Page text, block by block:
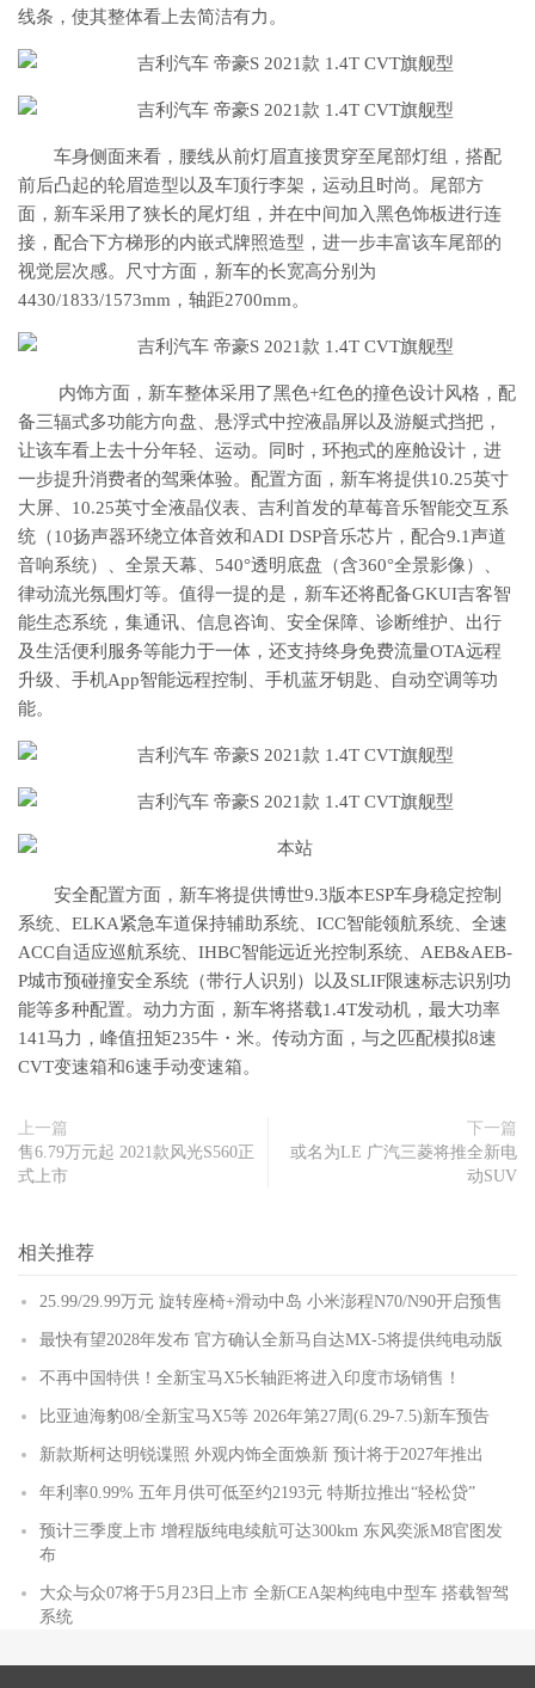
线条，使其整体看上去简洁有力。
车身侧面来看，腰线从前灯眉直接贯穿至尾部灯组，搭配
前后凸起的轮眉造型以及车顶行李架，运动且时尚。尾部方
面，新车采用了狭长的尾灯组，并在中间加入黑色饰板进行连
接，配合下方梯形的内嵌式牌照造型，进一步丰富该车尾部的
视觉层次感。尺寸方面，新车的长宽高分别为
4430/1833/1573mm，轴距2700mm。
内饰方面，新车整体采用了黑色+红色的撞色设计风格，配
备三辐式多功能方向盘、悬浮式中控液晶屏以及游艇式挡把，
让该车看上去十分年轻、运动。同时，环抱式的座舱设计，进
一步提升消费者的驾乘体验。配置方面，新车将提供10.25英寸
大屏、10.25英寸全液晶仪表、吉利首发的草莓音乐智能交互系
统（10扬声器环绕立体音效和ADI DSP音乐芯片，配合9.1声道
音响系统）、全景天幕、540°透明底盘（含360°全景影像）、
律动流光氛围灯等。值得一提的是，新车还将配备GKUI吉客智
能生态系统，集通讯、信息咨询、安全保障、诊断维护、出行
及生活便利服务等能力于一体，还支持终身免费流量OTA远程
升级、手机App智能远程控制、手机蓝牙钥匙、自动空调等功
能。
安全配置方面，新车将提供博世9.3版本ESP车身稳定控制
系统、ELKA紧急车道保持辅助系统、ICC智能领航系统、全速
ACC自适应巡航系统、IHBC智能远近光控制系统、AEB&AEB-
P城市预碰撞安全系统（带行人识别）以及SLIF限速标志识别功
能等多种配置。动力方面，新车将搭载1.4T发动机，最大功率
141马力，峰值扭矩235牛・米。传动方面，与之匹配模拟8速
CVT变速箱和6速手动变速箱。
上一篇
售6.79万元起 2021款风光S560正
式上市
下一篇
或名为LE 广汽三菱将推全新电
动SUV
相关推荐
25.99/29.99万元 旋转座椅+滑动中岛 小米澎程N70/N90开启预售
最快有望2028年发布 官方确认全新马自达MX-5将提供纯电动版
不再中国特供！全新宝马X5长轴距将进入印度市场销售！
比亚迪海豹08/全新宝马X5等 2026年第27周(6.29-7.5)新车预告
新款斯柯达明锐谍照 外观内饰全面焕新 预计将于2027年推出
年利率0.99% 五年月供可低至约2193元 特斯拉推出“轻松贷”
预计三季度上市 增程版纯电续航可达300km 东风奕派M8官图发
布
大众与众07将于5月23日上市 全新CEA架构纯电中型车 搭载智驾
系统